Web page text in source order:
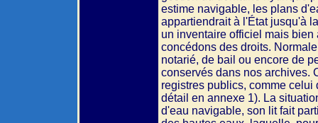
estime navigable, les plans
appartiendrait à l'État jusqu'à
un inventaire officiel mais
concédons des droits.
notarié, de bail ou encore de
conservés dans nos archives.
registres publics, comme
détail en annexe 1). La
d'eau navigable, son lit fait